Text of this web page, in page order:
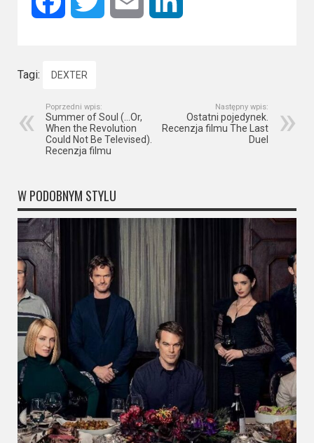
Tagi: DEXTER
Poprzedni wpis:
Summer of Soul (…Or,
When the Revolution
Could Not Be Televised).
Recenzja filmu
Następny wpis:
Ostatni pojedynek.
Recenzja filmu The Last
Duel
W PODOBNYM STYLU